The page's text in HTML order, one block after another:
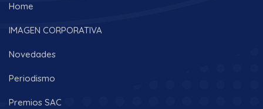
Home
IMAGEN CORPORATIVA
Novedades
Periodismo
Premios SAC